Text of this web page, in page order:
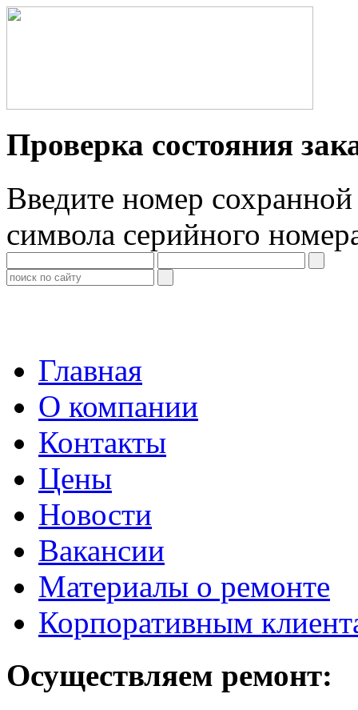
Проверка состояния
Введите номер
символа серийного
Главная
О компании
Контакты
Цены
Новости
Вакансии
Материалы о ремонте
Корпоративным
Осуществляем ремонт: